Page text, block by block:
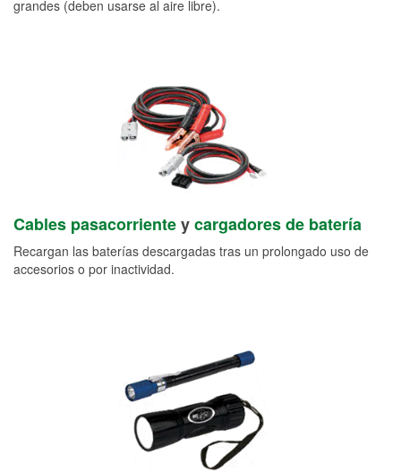
grandes (deben usarse al aire libre).
Cables pasacorrienteycargadores de batería
Recargan las baterías descargadas tras un prolongado uso de
accesorios o por inactividad.